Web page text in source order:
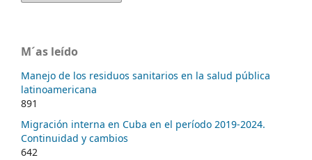
M´as leído
Manejo de los residuos sanitarios en la salud pública
latinoamericana
891
Migración interna en Cuba en el período 2019-2024.
Continuidad y cambios
642